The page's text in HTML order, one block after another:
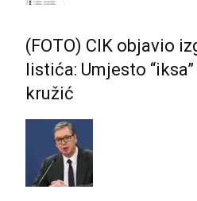
(FOTO) CIK objavio
listića: Umjesto
kružić